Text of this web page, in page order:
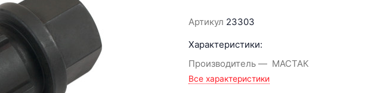
Артикул 23303
Характеристики:
Производитель
МАСТАК
Все характеристики